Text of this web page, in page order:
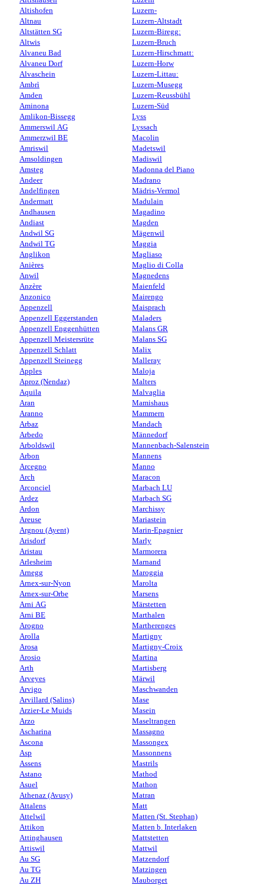
Altishofen
Altnau
Altstätten SG
Altwis
Alvaneu Bad
Alvaneu Dorf
Alvaschein
Ambrì
Amden
Aminona
Amlikon-Bissegg
Ammerswil AG
Ammerzwil BE
Amriswil
Amsoldingen
Amsteg
Andeer
Andelfingen
Andermatt
Andhausen
Andiast
Andwil SG
Andwil TG
Anglikon
Anières
Anwil
Anzère
Anzonico
Appenzell
Appenzell Eggerstanden
Appenzell Enggenhütten
Appenzell Meistersrüte
Appenzell Schlatt
Appenzell Steinegg
Apples
Aproz (Nendaz)
Aquila
Aran
Aranno
Arbaz
Arbedo
Arboldswil
Arbon
Arcegno
Arch
Arconciel
Ardez
Ardon
Areuse
Argnou (Ayent)
Arisdorf
Aristau
Arlesheim
Arnegg
Arnex-sur-Nyon
Arnex-sur-Orbe
Arni AG
Arni BE
Arogno
Arolla
Arosa
Arosio
Arth
Arveyes
Arvigo
Arvillard (Salins)
Arzier-Le Muids
Arzo
Ascharina
Ascona
Asp
Assens
Astano
Asuel
Athenaz (Avusy)
Attalens
Attelwil
Attikon
Attinghausen
Attiswil
Au SG
Au TG
Au ZH
Luzern-
Luzern-Altstadt
Luzern-Biregg:
Luzern-Bruch
Luzern-Hirschmatt:
Luzern-Horw
Luzern-Littau:
Luzern-Musegg
Luzern-Reussbühl
Luzern-Süd
Lyss
Lyssach
Macolin
Madetswil
Madiswil
Madonna del Piano
Madrano
Mädris-Vermol
Madulain
Magadino
Magden
Mägenwil
Maggia
Magliaso
Maglio di Colla
Magnedens
Maienfeld
Mairengo
Maisprach
Maladers
Malans GR
Malans SG
Malix
Malleray
Maloja
Malters
Malvaglia
Mamishaus
Mammern
Mandach
Männedorf
Mannenbach-Salenstein
Mannens
Manno
Maracon
Marbach LU
Marbach SG
Marchissy
Mariastein
Marin-Epagnier
Marly
Marmorera
Marnand
Maroggia
Marolta
Marsens
Märstetten
Marthalen
Martherenges
Martigny
Martigny-Croix
Martina
Martisberg
Märwil
Maschwanden
Mase
Masein
Maseltrangen
Massagno
Massongex
Massonnens
Mastrils
Mathod
Mathon
Matran
Matt
Matten (St. Stephan)
Matten b. Interlaken
Mattstetten
Mattwil
Matzendorf
Matzingen
Mauborget